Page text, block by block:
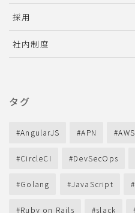
採用
社内制度
タグ
AngularJS APN AWS
CircleCI DevSecOps
Golang JavaScript
Ruby on Rails slack